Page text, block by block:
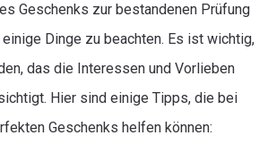
Geschenks zur bestandenen Prüfung
Dinge zu beachten. Es ist wichtig,
das die Interessen und Vorlieben
Hier sind einige Tipps, die bei
Geschenks helfen können: